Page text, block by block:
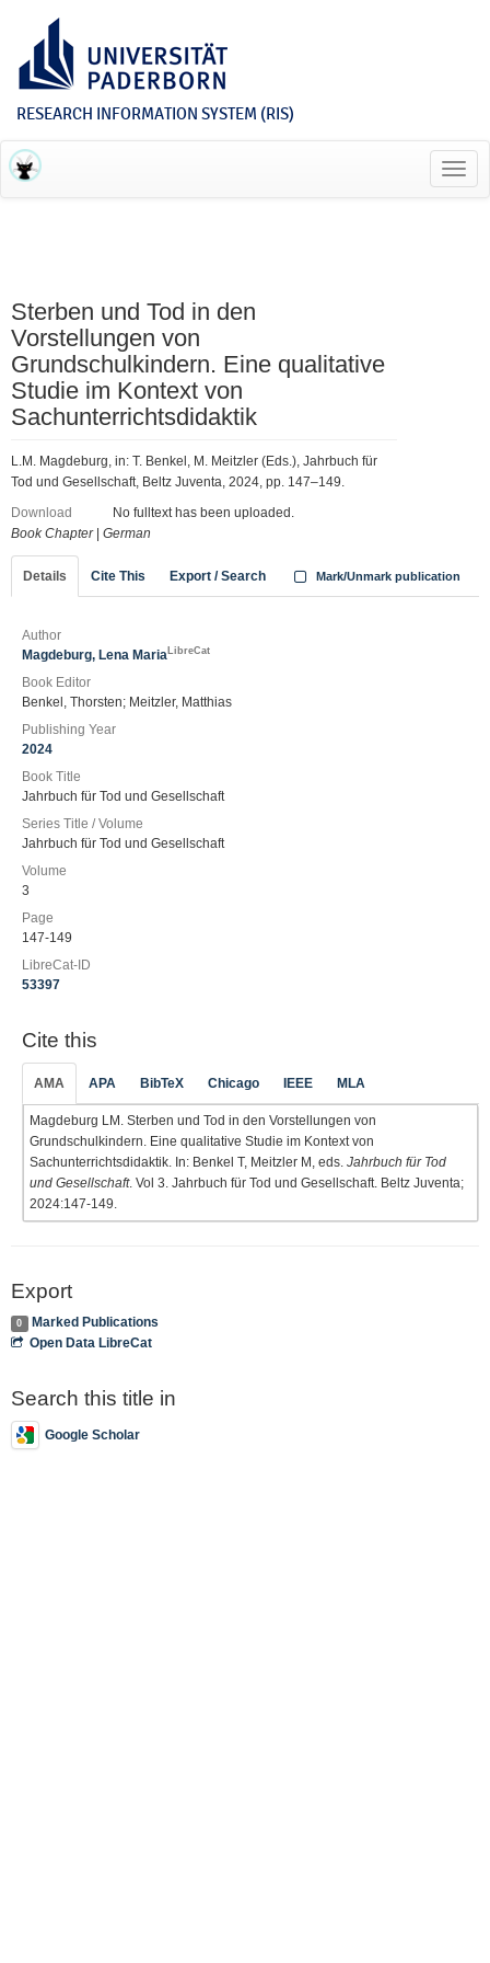
RESEARCH INFORMATION SYSTEM (RIS)
Sterben und Tod in den
Vorstellungen von
Grundschulkindern. Eine qualitative
Studie im Kontext von
Sachunterrichtsdidaktik
L.M. Magdeburg, in: T. Benkel, M. Meitzler (Eds.), Jahrbuch für
Tod und Gesellschaft, Beltz Juventa, 2024, pp. 147–149.
Download
No fulltext has been uploaded.
Book Chapter| German
Details Cite This Export / Search Mark/Unmark publication
Author
Magdeburg, Lena Maria LibreCat
Book Editor
Benkel, Thorsten; Meitzler, Matthias
Publishing Year
2024
Book Title
Jahrbuch für Tod und Gesellschaft
Series Title / Volume
Jahrbuch für Tod und Gesellschaft
Volume
3
Page
147-149
LibreCat-ID
53397
Cite this
AMA APA BibTeX Chicago IEEE MLA
Magdeburg LM. Sterben und Tod in den Vorstellungen von
Grundschulkindern. Eine qualitative Studie im Kontext von
Sachunterrichtsdidaktik. In: Benkel T, Meitzler M, eds. Jahrbuch für Tod
und Gesellschaft. Vol 3. Jahrbuch für Tod und Gesellschaft. Beltz Juventa;
2024:147-149.
Export
0
Marked Publications
Open Data LibreCat
Search this title in
Google Scholar